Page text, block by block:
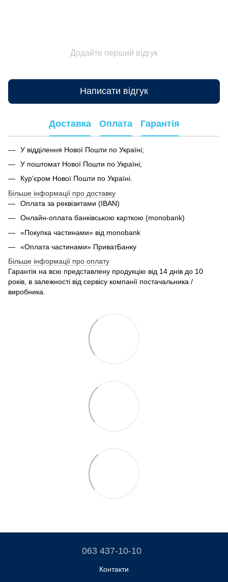
Додайте перший відгук
Написати відгук
Доставка Оплата Гарантія
У відділення Нової Пошти по Україні;
У поштомат Нової Пошти по Україні;
Кур'єром Нової Пошти по Україні.
Більше інформації про доставку
Оплата за реквізитами (IBAN)
Онлайн-оплата банківською карткою (monobank)
«Покупка частинами» від monobank
«Оплата частинами» ПриватБанку
Більше інформації про оплату
Гарантія на всю представлену продукцію від 14 днів до 10
років, в залежності від сервісу компанії постачальника /
виробника.
063 437-10-10
Контакти